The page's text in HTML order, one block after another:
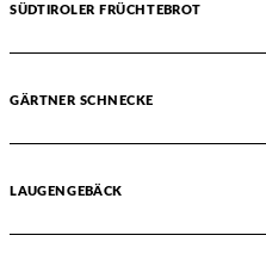
SÜDTIROLER FRÜCHTEBROT
GÄRTNER SCHNECKE
LAUGENGEBÄCK